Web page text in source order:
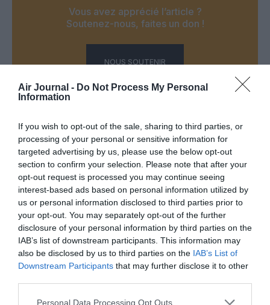
Air Journal - Do Not Process My Personal
Information
If you wish to opt-out of the sale, sharing to third parties, or
processing of your personal or sensitive information for
targeted advertising by us, please use the below opt-out
section to confirm your selection. Please note that after your
opt-out request is processed you may continue seeing
interest-based ads based on personal information utilized by
us or personal information disclosed to third parties prior to
your opt-out. You may separately opt-out of the further
disclosure of your personal information by third parties on the
IAB’s list of downstream participants. This information may
also be disclosed by us to third parties on the IAB’s List of
Downstream Participants that may further disclose it to other
Personal Data Processing Opt Outs
Vous avez apprécié l’article ?
Soutenez-nous, faites un don !
NOUS SOUTENIR
PARTAGER L'ARTICLE
FacebookTwitterPinterestLinkedInEmail Print
Aucun commentaire !